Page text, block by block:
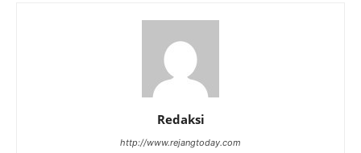
Redaksi
http://www.rejangtoday.com